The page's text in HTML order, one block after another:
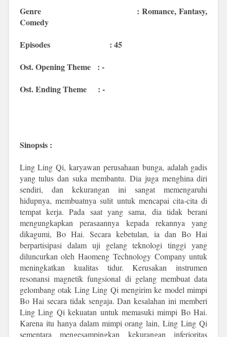
Genre : Romance, Fantasy,
Comedy
Episodes : 45
Ost. Opening Theme : -
Ost. Ending Theme : -
Sinopsis :
Ling Ling Qi, karyawan perusahaan bunga, adalah gadis
yang tulus dan suka membantu. Dia juga menghina diri
sendiri, dan kekurangan ini sangat memengaruhi
hidupnya, membuatnya sulit untuk mencapai cita-cita di
tempat kerja. Pada saat yang sama, dia tidak berani
mengungkapkan perasaannya kepada rekannya yang
dikagumi, Bo Hai. Secara kebetulan, ia dan Bo Hai
berpartisipasi dalam uji gelang teknologi tinggi yang
diluncurkan oleh Haomeng Technology Company untuk
meningkatkan kualitas tidur. Kerusakan instrumen
resonansi magnetik fungsional di gelang membuat data
gelombang otak Ling Ling Qi mengirim ke model mimpi
Bo Hai secara tidak sengaja. Dan kesalahan ini memberi
Ling Ling Qi kekuatan untuk memasuki mimpi Bo Hai.
Karena itu hanya dalam mimpi orang lain, Ling Ling Qi
sementara mengesampingkan kekurangan inferioritas